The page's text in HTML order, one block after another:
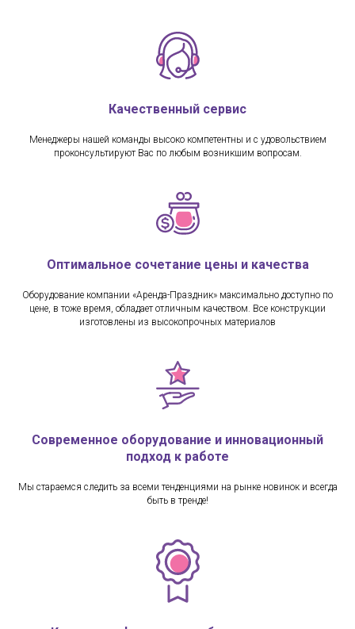
Качественный сервис
Менеджеры нашей команды высоко компетентны и с удовольствием
проконсультируют Вас по любым возникшим вопросам.
Оптимальное сочетание цены и качества
Оборудование компании «Аренда-Праздник» максимально доступно по
цене, в тоже время, обладает отличным качеством. Все конструкции
изготовлены из высокопрочных материалов
Современное оборудование и инновационный
подход к работе
Мы стараемся следить за всеми тенденциями на рынке новинок и всегда
быть в тренде!